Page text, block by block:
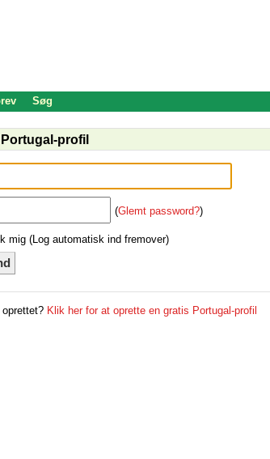
Søg
profil
(Glemt password?)
mig (Log automatisk ind fremover)
Klik her for at oprette en gratis Portugal-profil